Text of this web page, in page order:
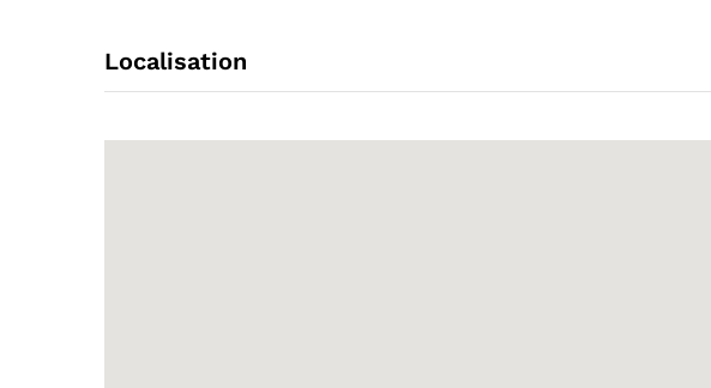
Localisation